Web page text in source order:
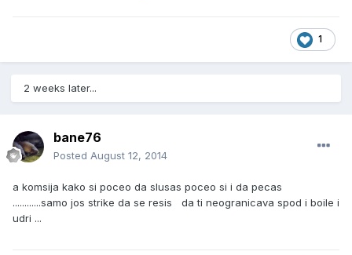
1
2 weeks later...
bane76
Posted August 12, 2014
a komsija kako si poceo da slusas poceo si i da pecas
............samo jos strike da se resis da ti neogranicava spod i boile i
udri ...